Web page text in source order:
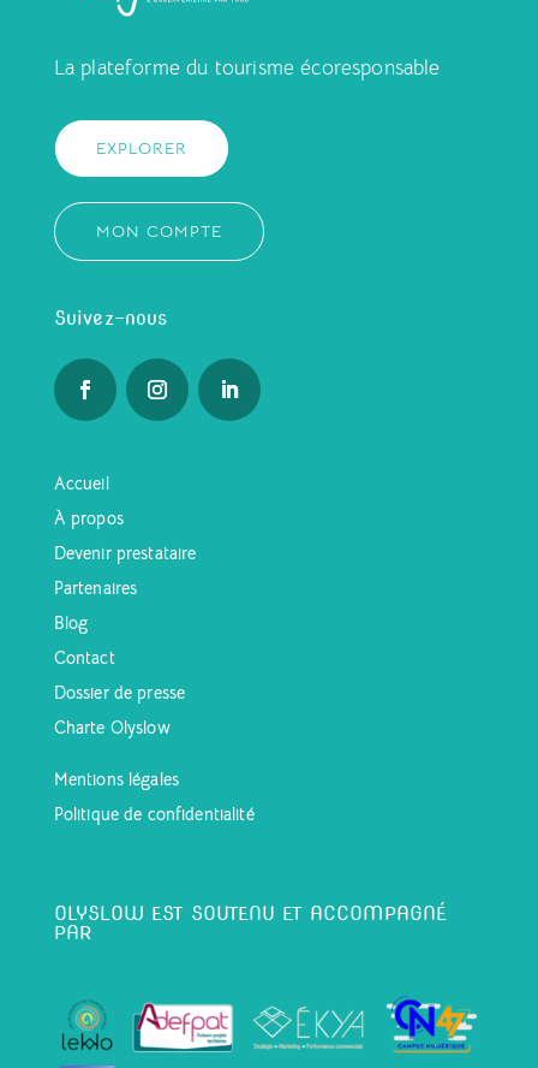
La plateforme du tourisme écoresponsable
EXPLORER
MON COMPTE
Suivez-nous
Accueil
À propos
Devenir prestataire
Partenaires
Blog
Contact
Dossier de presse
Charte Olyslow
Mentions légales
Politique de confidentialité
OLYSLOW EST SOUTENU ET ACCOMPAGNÉ
PAR